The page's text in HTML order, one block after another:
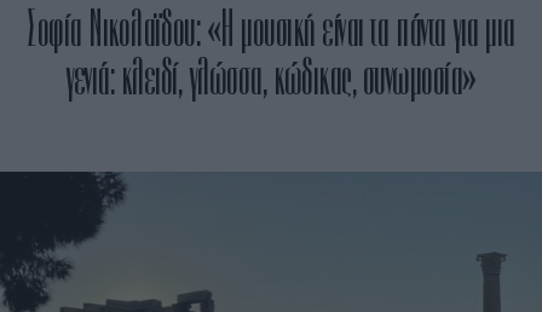
Σοφία Νικολαϊδου: «Η μουσική είναι τα πάντα για μια
γενιά: κλειδί, γλώσσα, κώδικας, συνωμοσία»